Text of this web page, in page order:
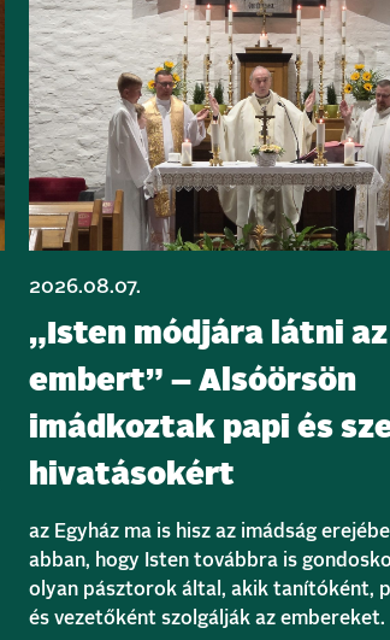
2026.08.07.
„Isten módjára látni az
embert” – Alsóörsön
imádkoztak papi és
hivatásokért
az Egyház ma is hisz az imádság
abban, hogy Isten továbbra is
olyan pásztorok által, akik tanítóként,
és vezetőként szolgálják az embereket.